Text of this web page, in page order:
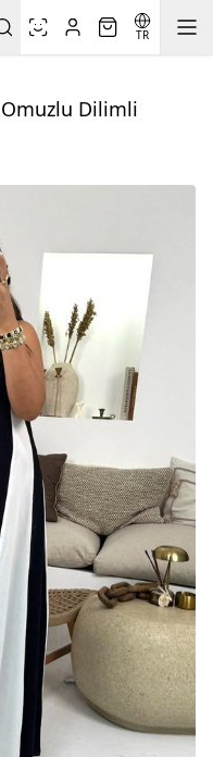
TR
Omuzlu Dilimli